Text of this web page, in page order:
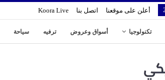
أعلن على موقعنا اتصل بنا Koora Live
تكنولوجيا أسواق وعروض ترفيه سياحة